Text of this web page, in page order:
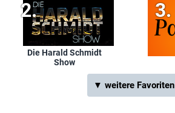
Die Harald Schmidt
Show
▼ weitere Favoriten